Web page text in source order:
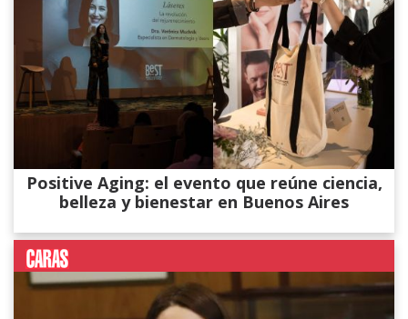
Positive Aging: el evento que reúne ciencia,
belleza y bienestar en Buenos Aires